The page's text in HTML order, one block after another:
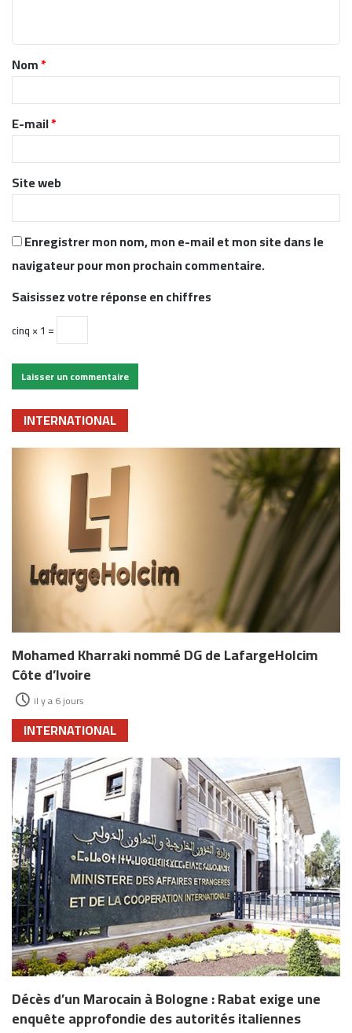
t
a
r
e
*
Nom*
E-mail*
Site web
Enregistrer mon nom, mon e-mail et mon site dans le
navigateur pour mon prochain commentaire.
Saisissez votre réponse en chiffres
cinq × 1 =
INTERNATIONAL
Mohamed Kharraki nommé DG de LafargeHolcim
Côte d’Ivoire
il y a 6 jours
INTERNATIONAL
Décès d’un Marocain à Bologne : Rabat exige une
enquête approfondie des autorités italiennes